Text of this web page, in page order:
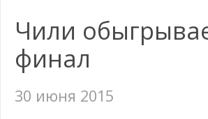
Чили
финал
30 июня 2015